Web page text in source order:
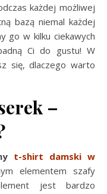
każdej możliwej
bazą niemal każdej
go w kilku ciekawych
Ci do gustu! W
się, dlaczego warto
–
t-shirt damski w
elementem szafy
jest bardzo